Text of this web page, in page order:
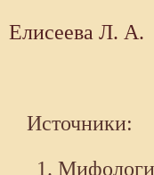
Елисеева Л. А.
Источники: